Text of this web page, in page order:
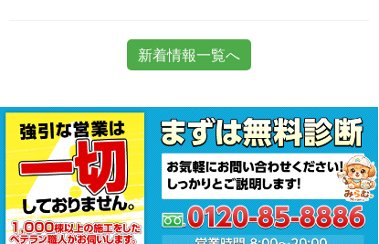
新着情報一覧へ